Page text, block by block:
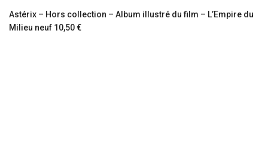
Astérix – Hors collection – Album illustré du film – L’Empire du
Milieu neuf 10,50 €